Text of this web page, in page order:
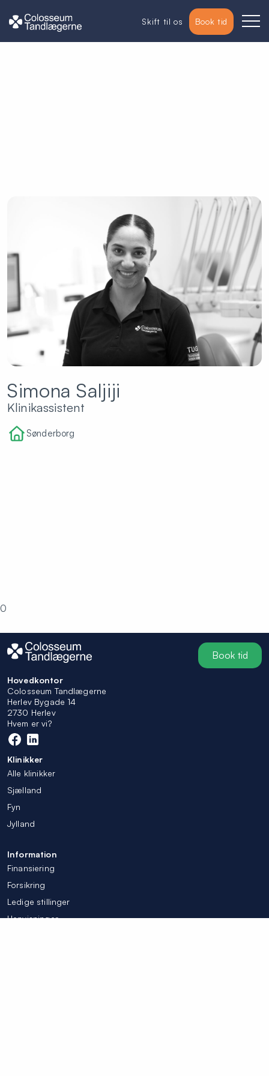
Simona Saljiji
Klinikassistent
Sønderborg
0
Book tid
Hovedkontor
Colosseum Tandlægerne
Herlev Bygade 14
2730 Herlev
Hvem er vi?
Klinikker
Alle klinikker
Sjælland
Fyn
Jylland
Information
Finansiering
Forsikring
Ledige stillinger
Henvisninger
Skift til os Book tid